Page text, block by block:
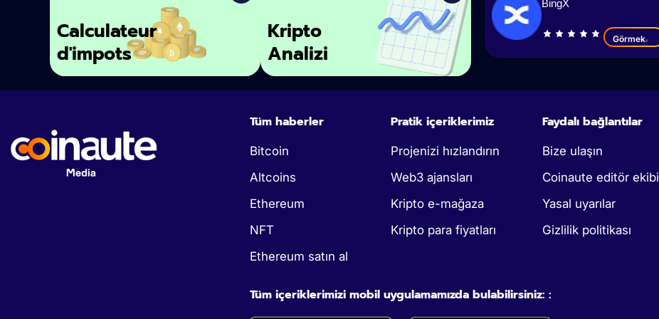
Calculateur
d'impots
Kripto
Analizi
BingX
Görmek
Tüm haberler
Bitcoin
Altcoins
Ethereum
NFT
Ethereum satın al
Pratik içeriklerimiz
Projenizi hızlandırın
Web3 ajansları
Kripto e-mağaza
Kripto para fiyatları
Faydalı bağlantılar
Bize ulaşın
Coinaute editör ekibi
Yasal uyarılar
Gizlilik politikası
Tüm içeriklerimizi mobil uygulamamızda bulabilirsiniz: :